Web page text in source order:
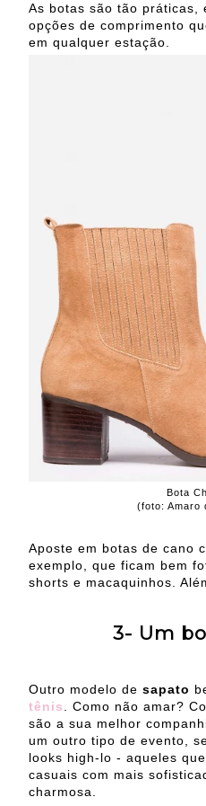
As botas são tão práticas,
opções de comprimento
em qualquer estação.
Bota
(foto: Amaro
Aposte em botas de cano
exemplo, que ficam bem
shorts e macaquinhos.
3- Um
Outro modelo de sapato
tênis
. Como não amar?
são a sua melhor
um outro tipo de evento,
looks high-lo - aqueles
casuais com mais
charmosa.